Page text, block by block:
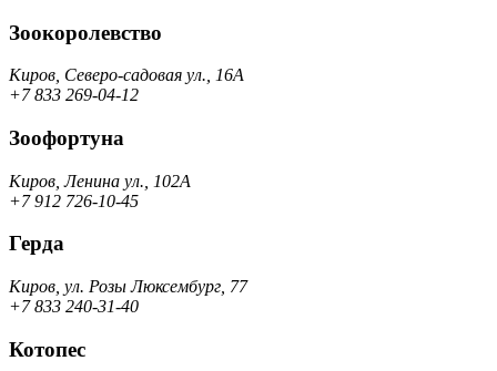
Зоокоролевство
Киров, Северо-садовая ул., 16А
+7 833 269-04-12
Зоофортуна
Киров, Ленина ул., 102А
+7 912 726-10-45
Герда
Киров, ул. Розы Люксембург, 77
+7 833 240-31-40
Котопес